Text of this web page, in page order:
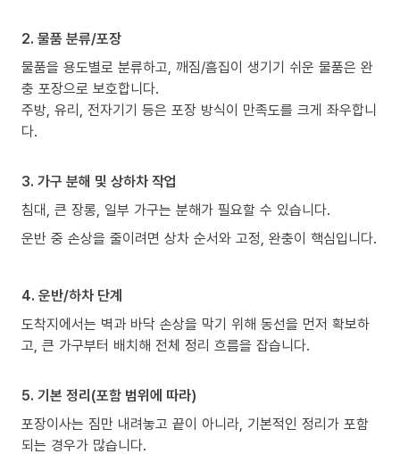
2. 물품 분류/포장
물품을 용도별로 분류하고, 깨짐/흠집이 생기기 쉬운 물품은 완
충 포장으로 보호합니다.
주방, 유리, 전자기기 등은 포장 방식이 만족도를 크게 좌우합니
다.
3. 가구 분해 및 상하차 작업
침대, 큰 장롱, 일부 가구는 분해가 필요할 수 있습니다.
운반 중 손상을 줄이려면 상차 순서와 고정, 완충이 핵심입니다.
4. 운반/하차 단계
도착지에서는 벽과 바닥 손상을 막기 위해 동선을 먼저 확보하
고, 큰 가구부터 배치해 전체 정리 흐름을 잡습니다.
5. 기본 정리(포함 범위에 따라)
포장이사는 짐만 내려놓고 끝이 아니라, 기본적인 정리가 포함
되는 경우가 많습니다.